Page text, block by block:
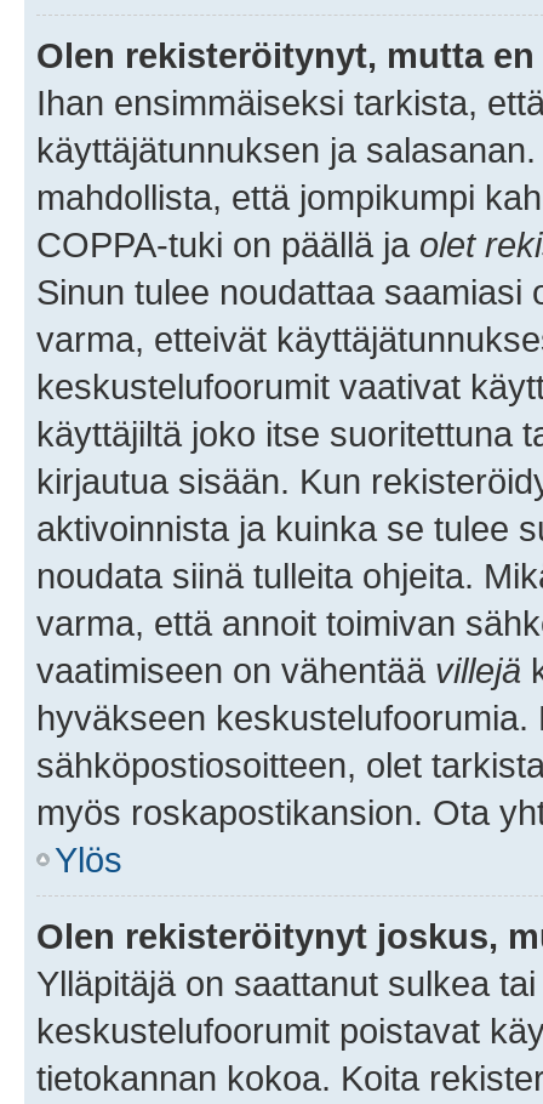
Olen rekisteröitynyt, mutta
Ihan ensimmäiseksi tarkista,
käyttäjätunnuksen ja
mahdollista, että jompikumpi
COPPA-tuki on päällä ja olet
Sinun tulee noudattaa saamiasi
varma, etteivät
keskustelufoorumit vaativat
käyttäjiltä joko itse suoritettuna
kirjautua sisään. Kun
aktivoinnista ja kuinka se tulee
noudata siinä tulleita ohjeita.
varma, että annoit toimivan
vaatimiseen on vähentää villejä
hyväkseen
sähköpostiosoitteen, olet
myös roskapostikansion. Ota
Ylös
Olen rekisteröitynyt joskus,
Ylläpitäjä on saattanut sulkea
keskustelufoorumit poistavat
tietokannan kokoa. Koita